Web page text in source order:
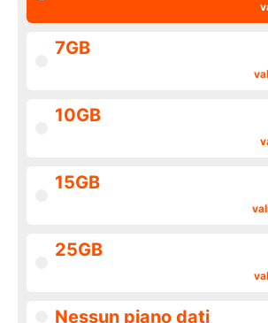
7GB
10GB
15GB
25GB
Nessun piano dati